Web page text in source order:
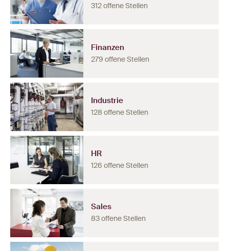
312 offene Stellen
Finanzen
279 offene Stellen
Industrie
128 offene Stellen
HR
126 offene Stellen
Sales
83 offene Stellen